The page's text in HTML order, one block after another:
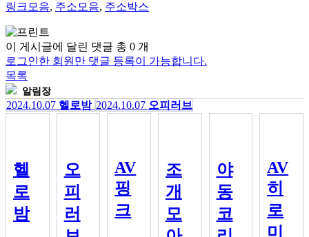
링크모음, 주소모음, 주소박스
이 게시글에 달린 댓글 총 0 개
로그인한 회원만 댓글 등록이 가능합니다.
목록
알림장
2024.10.07 헬로밤 2024.10.07 오피러브
헬
로
밤
오
피
러
AV
핑
크
조
개
모
야
동
코
AV
히
로
미